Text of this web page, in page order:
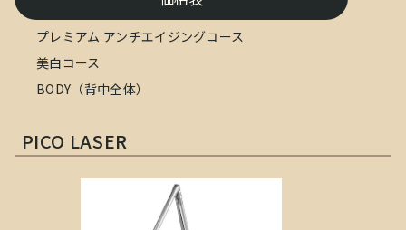
プレミアム アンチエイジングコース
美白コース
BODY（背中全体）
PICO LASER